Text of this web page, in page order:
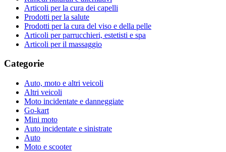
Articoli per la cura dei capelli
Prodotti per la salute
Prodotti per la cura del viso e della pelle
Articoli per parrucchieri, estetisti e spa
Articoli per il massaggio
Categorie
Auto, moto e altri veicoli
Altri veicoli
Moto incidentate e danneggiate
Go-kart
Mini moto
Auto incidentate e sinistrate
Auto
Moto e scooter